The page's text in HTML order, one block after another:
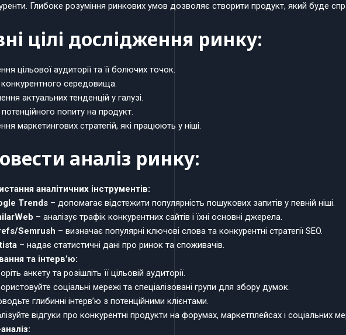
Глибоке розуміння ринкових умов дозволяє створити продукт, який буде
цілі дослідження ринку:
цільової аудиторії та її болючих точок.
конкурентного середовища.
актуальних тенденцій у галузі.
попиту на продукт.
маркетингових стратегій, які працюють у ніші.
аналіз ринку:
аналітичних інструментів:
Trends– допомагає відстежити популярність пошукових запитів у певній ніші.
– аналізує трафік конкурентних сайтів і їхні основні джерела.
Semrush – визначає популярні ключові слова та конкурентні стратегії SEO.
– надає статистичні дані про ринок та споживачів.
та інтерв’ю:
анкету та розішліть її цільовій аудиторії.
соціальні мережі та спеціалізовані групи для збору думок.
глибинні інтерв’ю з потенційними клієнтами.
відгуки про конкурентні продукти на форумах, маркетплейсах і соціальних